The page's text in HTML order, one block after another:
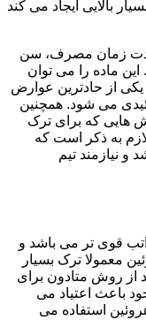
بالایی ایجاد می کند
زمان مصرف، سن
ماده را می توان
یکی از حادترین عوارض
می شود. همچنین
هایی که برای ترک
به ذکر است که
نیازمند تیم
قوی تر می باشد و
معمولا ترک بسیار
از روش متادون برای
باعث اعتیاد می
استفاده می